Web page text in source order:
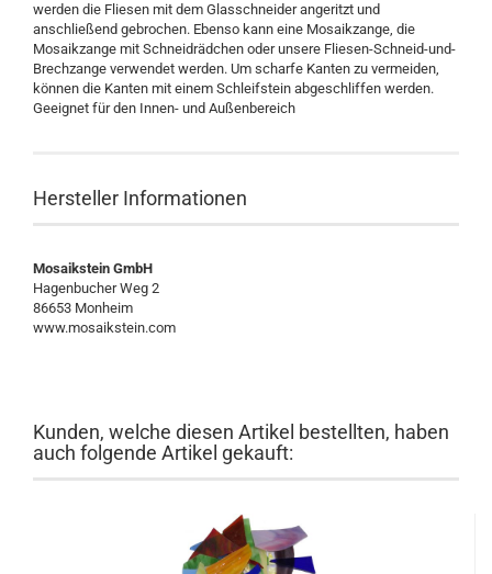
werden die Fliesen mit dem Glasschneider angeritzt und
anschließend gebrochen. Ebenso kann eine Mosaikzange, die
Mosaikzange mit Schneidrädchen oder unsere Fliesen-Schneid-und-
Brechzange verwendet werden. Um scharfe Kanten zu vermeiden,
können die Kanten mit einem Schleifstein abgeschliffen werden.
Geeignet für den Innen- und Außenbereich
Hersteller Informationen
Mosaikstein GmbH
Hagenbucher Weg 2
86653 Monheim
www.mosaikstein.com
Kunden, welche diesen Artikel bestellten, haben
auch folgende Artikel gekauft: